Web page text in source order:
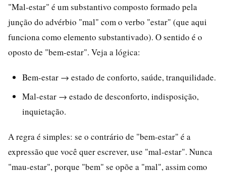
"Mal-estar" é um substantivo composto formado pela
junção do advérbio "mal" com o verbo "estar" (que aqui
funciona como elemento substantivado). O sentido é o
oposto de "bem-estar". Veja a lógica:
Bem-estar → estado de conforto, saúde, tranquilidade.
Mal-estar → estado de desconforto, indisposição,
inquietação.
A regra é simples: se o contrário de "bem-estar" é a
expressão que você quer escrever, use "mal-estar". Nunca
"mau-estar", porque "bem" se opõe a "mal", assim como